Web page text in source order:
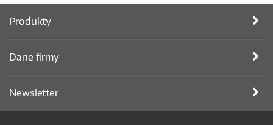
Produkty
Dane firmy
Newsletter